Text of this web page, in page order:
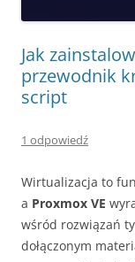
Jak
przewodnik
script
1 odpowiedź
Wirtualizacja to
a Proxmox VE
wśród rozwiązań
dołączonym